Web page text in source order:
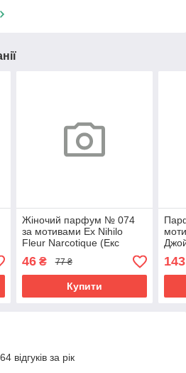
Жіночий парфум № 074
за мотивами Ex Nihilo
Fleur Narcotique (Екс
Ніхіло Флер Наркотік) 12
мл. ОПТ
46₴ 77 ₴
Купити
143
відгуків за рік